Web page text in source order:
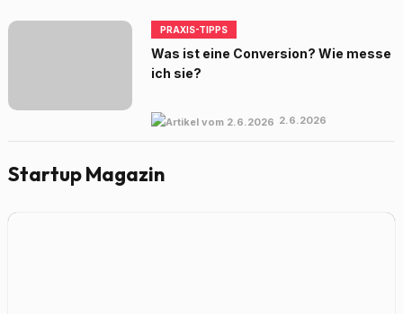
PRAXIS-TIPPS
Was ist eine Conversion? Wie messe
ich sie?
2.6.2026
Startup Magazin